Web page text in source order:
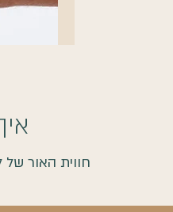
חווית האור של לוסיה מס'